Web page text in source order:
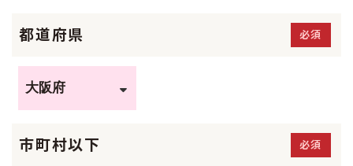
都道府県 必須
市町村以下 必須